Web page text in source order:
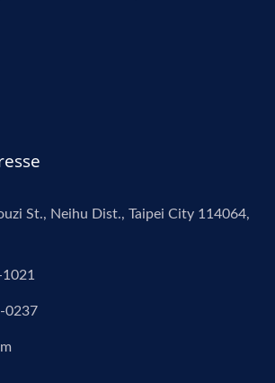
St., Neihu Dist., Taipei City 114064,
0237